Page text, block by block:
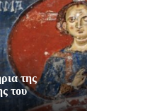
της
του